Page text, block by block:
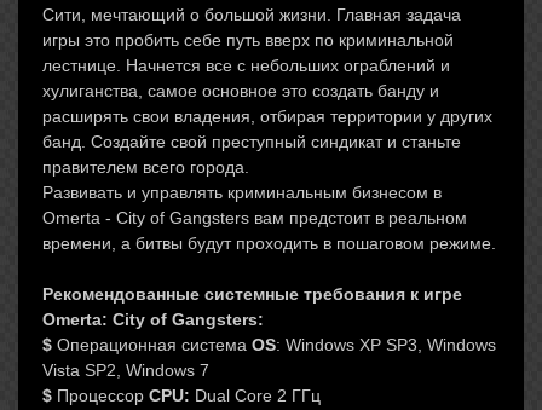
Сити, мечтающий о большой жизни. Главная задача
игры это пробить себе путь вверх по криминальной
лестнице. Начнется все с небольших ограблений и
хулиганства, самое основное это создать банду и
расширять свои владения, отбирая территории у других
банд. Создайте свой преступный синдикат и станьте
правителем всего города.
Развивать и управлять криминальным бизнесом в
Omerta - City of Gangsters вам предстоит в реальном
времени, а битвы будут проходить в пошаговом режиме.
Рекомендованные системные требования к игре
Omerta: City of Gangsters:
$ Операционная система OS: Windows XP SP3, Windows
Vista SP2, Windows 7
$ Процессор CPU: Dual Core 2 ГГц